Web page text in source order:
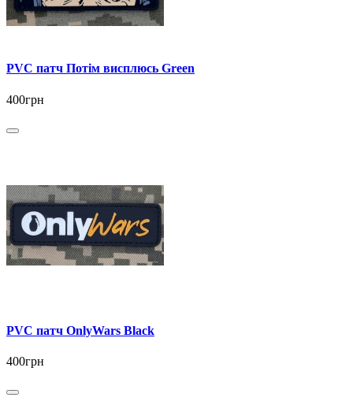
PVC патч Потім висплюсь Green
400грн
PVC патч OnlyWars Black
400грн